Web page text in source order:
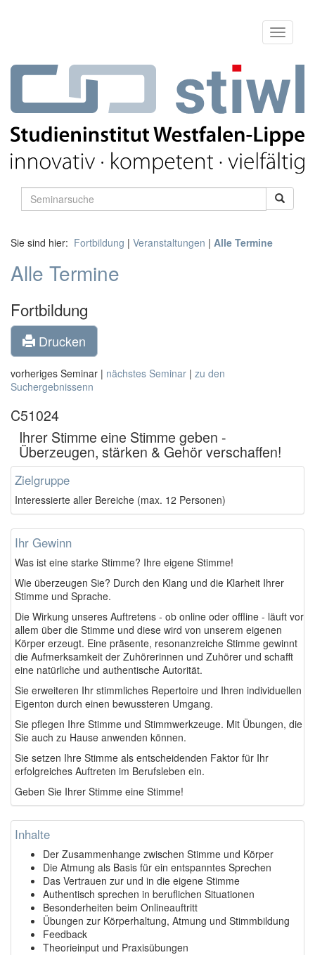
Sie sind hier: Fortbildung | Veranstaltungen | Alle Termine
Alle Termine
Fortbildung
Drucken
vorheriges Seminar | nächstes Seminar | zu den
Suchergebnissenn
C51024
Ihrer Stimme eine Stimme geben -
Überzeugen, stärken & Gehör verschaffen!
Zielgruppe
Interessierte aller Bereiche (max. 12 Personen)
Ihr Gewinn
Was ist eine starke Stimme? Ihre eigene Stimme!
Wie überzeugen Sie? Durch den Klang und die Klarheit Ihrer
Stimme und Sprache.
Die Wirkung unseres Auftretens - ob online oder offline - läuft vor
allem über die Stimme und diese wird von unserem eigenen
Körper erzeugt. Eine präsente, resonanzreiche Stimme gewinnt
die Aufmerksamkeit der Zuhörerinnen und Zuhörer und schafft
eine natürliche und authentische Autorität.
Sie erweiteren Ihr stimmliches Repertoire und Ihren individuellen
Eigenton durch einen bewussteren Umgang.
Sie pflegen Ihre Stimme und Stimmwerkzeuge. Mit Übungen, die
Sie auch zu Hause anwenden können.
Sie setzen Ihre Stimme als entscheidenden Faktor für Ihr
erfolgreiches Auftreten im Berufsleben ein.
Geben Sie Ihrer Stimme eine Stimme!
Inhalte
Der Zusammenhange zwischen Stimme und Körper
Die Atmung als Basis für ein entspanntes Sprechen
Das Vertrauen zur und in die eigene Stimme
Authentisch sprechen in beruflichen Situationen
Besonderheiten beim Onlineauftritt
Übungen zur Körperhaltung, Atmung und Stimmbildung
Feedback
Theorieinput und Praxisübungen